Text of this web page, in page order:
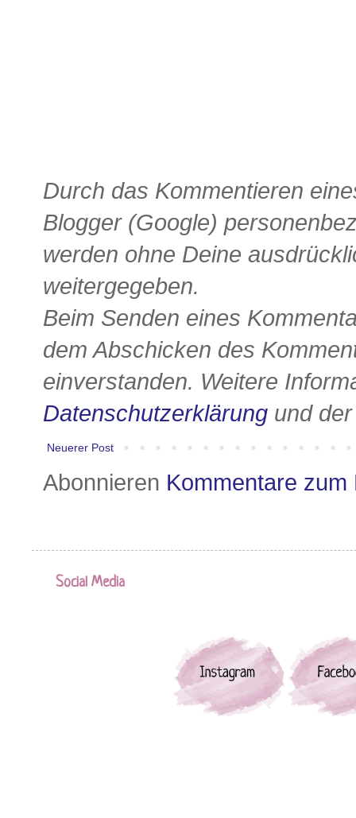
Durch das Kommentieren
Blogger (Google)
werden ohne Deine
weitergegeben.
Beim Senden eines
dem Abschicken des
einverstanden. Weitere
Datenschutzerklärung und
Neuerer Post
Abonnieren Kommentare zum
Social Media